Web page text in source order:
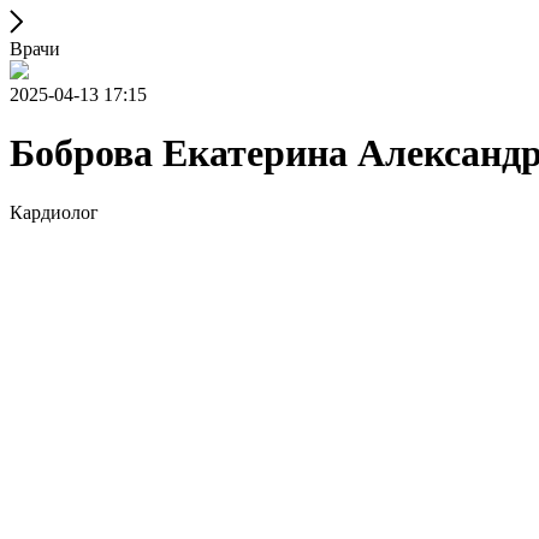
Врачи
2025-04-13 17:15
Боброва Екатерина
Кардиолог